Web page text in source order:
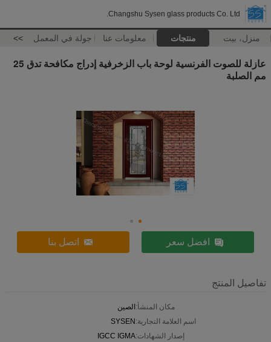
Changshu Sysen glass products Co. Ltd.
منزل، بيت منتجات معلومات عنا جولة في المعمل >>
عازلة للصوت الفرنسية لوحة باب الزخرفية إدراج مكافحة تدق 25
مم الصلبة
افضل سعر اتصل بنا
تفاصيل المنتج
مكان المنشأ:الصين
اسم العلامة التجارية:SYSEN
إصدار الشهادات:IGCC IGMA